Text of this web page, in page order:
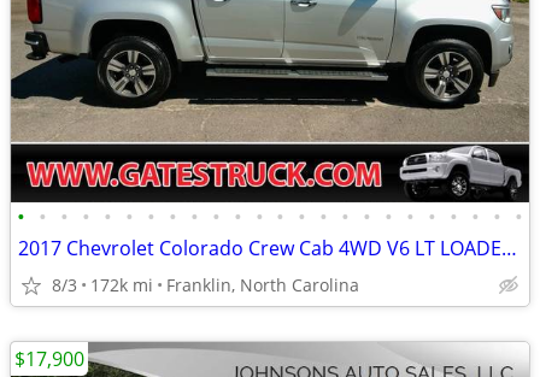
• • • • • • • • • • • • • • • • • • • • • • • •
2017 Chevrolet Colorado Crew Cab 4WD V6 LT LOADED *Silver*
8/3 172k mi Franklin, North Carolina
$17,900